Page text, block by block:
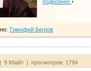
подробнее
Тимофей Бегров
9 Кбайт | просмотров: 1794